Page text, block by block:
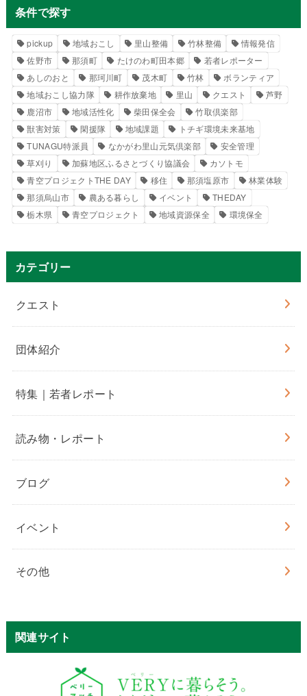
条件で探す
pickup 地域おこし 里山整備 竹林整備
情報発信
佐野市
那須町 たけのわ町田本郷
若者レポーター
あしのおと
那珂川町 茂木町 竹林
ボランティア
地域おこし協力隊
耕作放棄地 里山 クエスト
芦野
鹿沼市
地域活性化 柴田保全会
竹取倶楽部
獣害対策
閑援隊 地域課題
トチギ環境未来基地
TUNAGU特派員
なかがわ里山元気倶楽部
安全管理
草刈り
加蘇地区ふるさとづくり協議会
カソトモ
青空プロジェクトTHE DAY
移住 那須塩原市
林業体験
那須烏山市
農ある暮らし イベント
THEDAY
栃木県
青空プロジェクト 地域資源保全 環境保全
カテゴリー
クエスト
団体紹介
特集｜若者レポート
読み物・レポート
ブログ
イベント
その他
関連サイト